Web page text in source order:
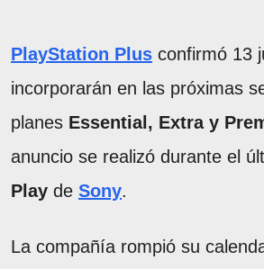
PlayStation Plus confirmó 13
incorporarán en las próximas
planes Essential, Extra y
anuncio se realizó durante el
Play de Sony.
La compañía rompió su